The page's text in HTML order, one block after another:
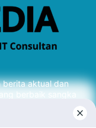
berita aktual dan
berbaik sangka